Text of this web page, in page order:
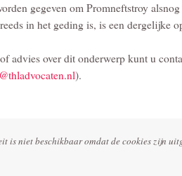
gegeven om Promneftstroy
in het geding is, is een dergelijke
advies over dit onderwerp kunt u
).
is niet beschikbaar omdat de cookies zijn